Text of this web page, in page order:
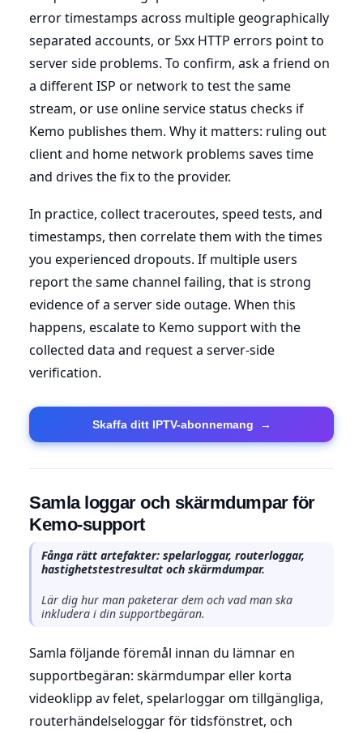
error timestamps across multiple geographically
separated accounts, or 5xx HTTP errors point to
server side problems. To confirm, ask a friend on
a different ISP or network to test the same
stream, or use online service status checks if
Kemo publishes them. Why it matters: ruling out
client and home network problems saves time
and drives the fix to the provider.
In practice, collect traceroutes, speed tests, and
timestamps, then correlate them with the times
you experienced dropouts. If multiple users
report the same channel failing, that is strong
evidence of a server side outage. When this
happens, escalate to Kemo support with the
collected data and request a server-side
verification.
Skaffa ditt IPTV-abonnemang →
Samla loggar och skärmdumpar för
Kemo-support
Fånga rätt artefakter: spelarloggar, routerloggar,
hastighetstestresultat och skärmdumpar.
Lär dig hur man paketerar dem och vad man ska
inkludera i din supportbegäran.
Samla följande föremål innan du lämnar en
supportbegäran: skärmdumpar eller korta
videoklipp av felet, spelarloggar om tillgängliga,
routerhändelseloggar för tidsfönstret, och